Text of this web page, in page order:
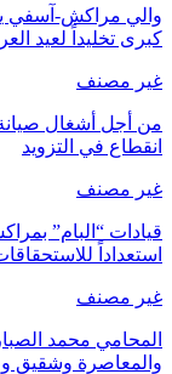
والي مراكش-آسفي
كبرى تخليداً لعيد
غير مصنف
من أجل أشغال
انقطاع في التزويد
غير مصنف
قيادات “البام”
استعداداً
غير مصنف
المحامي محمد
والمعاصرة وشقيق